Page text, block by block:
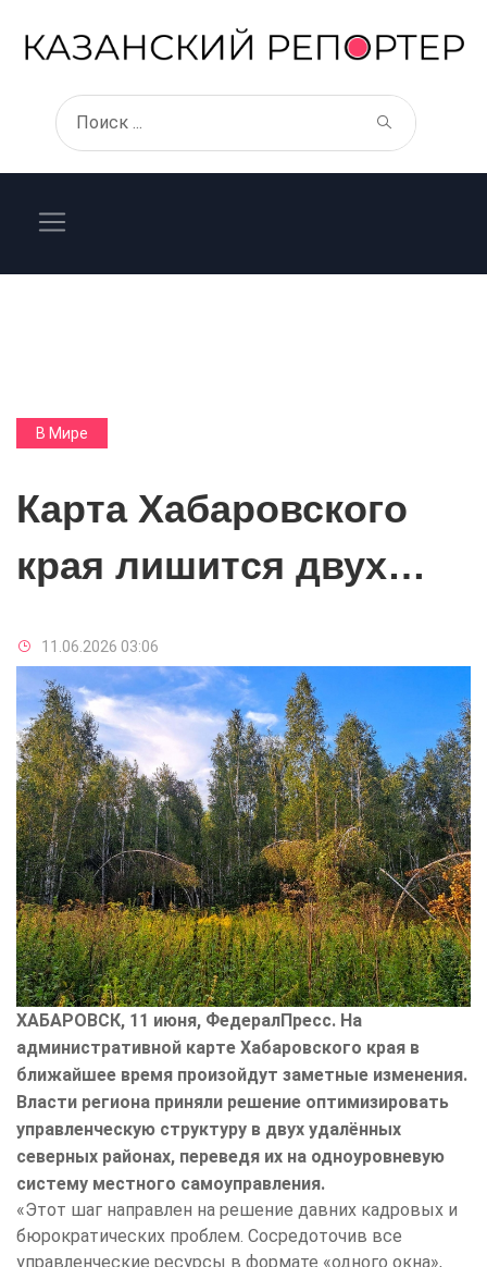
В Мире
Карта Хабаровского
края лишится двух
11.06.2026 03:06
ХАБАРОВСК, 11 июня, ФедералПресс. На
административной карте Хабаровского края в
ближайшее время произойдут заметные изменения.
Власти региона приняли решение оптимизировать
управленческую структуру в двух удалённых
северных районах, переведя их на одноуровневую
систему местного самоуправления.
«Этот шаг направлен на решение давних кадровых и
бюрократических проблем. Сосредоточив все
управленческие ресурсы в формате «одного окна»,